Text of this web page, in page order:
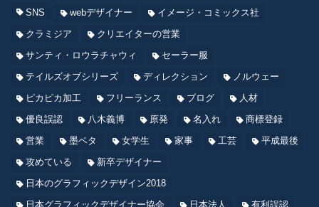
SNS webデザイナー
イメージ・コミックス社
クラミジア
クリエイターの営業
サンティ・ロウラチャウィ
セーラー服
テイルズオブシリーズ
ディレクション
ノルウェー
ピカピカ加工
フリーランス ブログ
人材
優良誤認
八木義博 原発 名入れ
商標登録
営業
墨ベタ 女学生 家事 工芸
平成最後
攻めている
新卒デザイナー
日本のグラフィックデザイン2018
日本グラフィックデザイナー協会
日本法人 有利誤認